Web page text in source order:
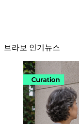
브라보 인기뉴스